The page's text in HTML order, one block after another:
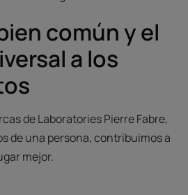
común y el
a los
de Laboratories Pierre Fabre,
de una persona, contribuimos a
mejor.